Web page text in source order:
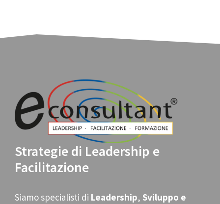
Strategie di Leadership e
Facilitazione
Siamo specialisti di Leadership, Sviluppo e